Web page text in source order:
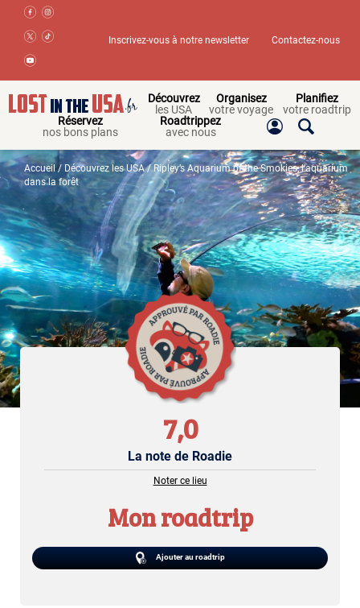
Inscrivez-vous à notre newsletter Contactez-nous
Découvrez
les USA
Organisez
votre voyage
Planifiez
votre roadtrip
Réservez
nos bons plans
Roadtrippez
avec nous
Accueil/ Découvrez les USA/ Ripley’s Aquarium of the Smokies, l’aquarium
dans la forêt
7,0
La note de Roadie
Noter ce lieu
Mon roadtrip
Ajouter au roadtrip